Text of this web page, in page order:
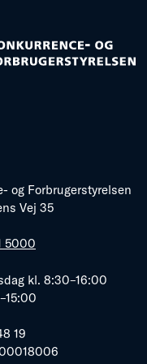
og Forbrugerstyrelsen
Vej 35
5000
kl. 8:30–16:00
19